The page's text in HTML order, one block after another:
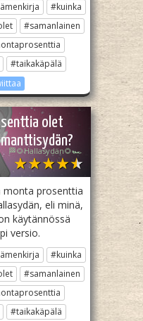
#kuinka
#samanlainen
#taikakäpälä
olet
🏁🌻Hallasydän🌻🏎️
monta prosenttia
eli minä,
käytännössä
versio.
#kuinka
#samanlainen
#taikakäpälä